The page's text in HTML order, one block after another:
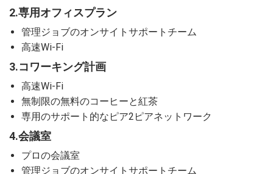
2.専用オフィスプラン
管理ジョブのオンサイトサポートチーム
高速Wi-Fi
3.コワーキング計画
高速Wi-Fi
無制限の無料のコーヒーと紅茶
専用のサポート的なピア2ピアネットワーク
4.会議室
プロの会議室
管理ジョブのオンサイトサポートチーム